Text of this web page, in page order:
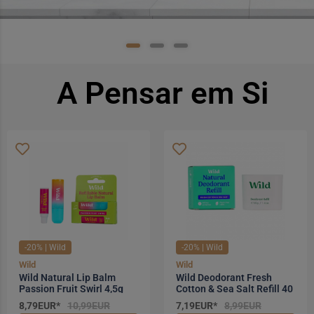
A Pensar em Si
-20% | Wild
Wild
Wild Natural Lip Balm
Passion Fruit Swirl 4,5g
8,79EUR*
10,99EUR
-20% | Wild
Wild
Wild Deodorant Fresh
Cotton & Sea Salt Refill 40
g
7,19EUR* 8,99EUR